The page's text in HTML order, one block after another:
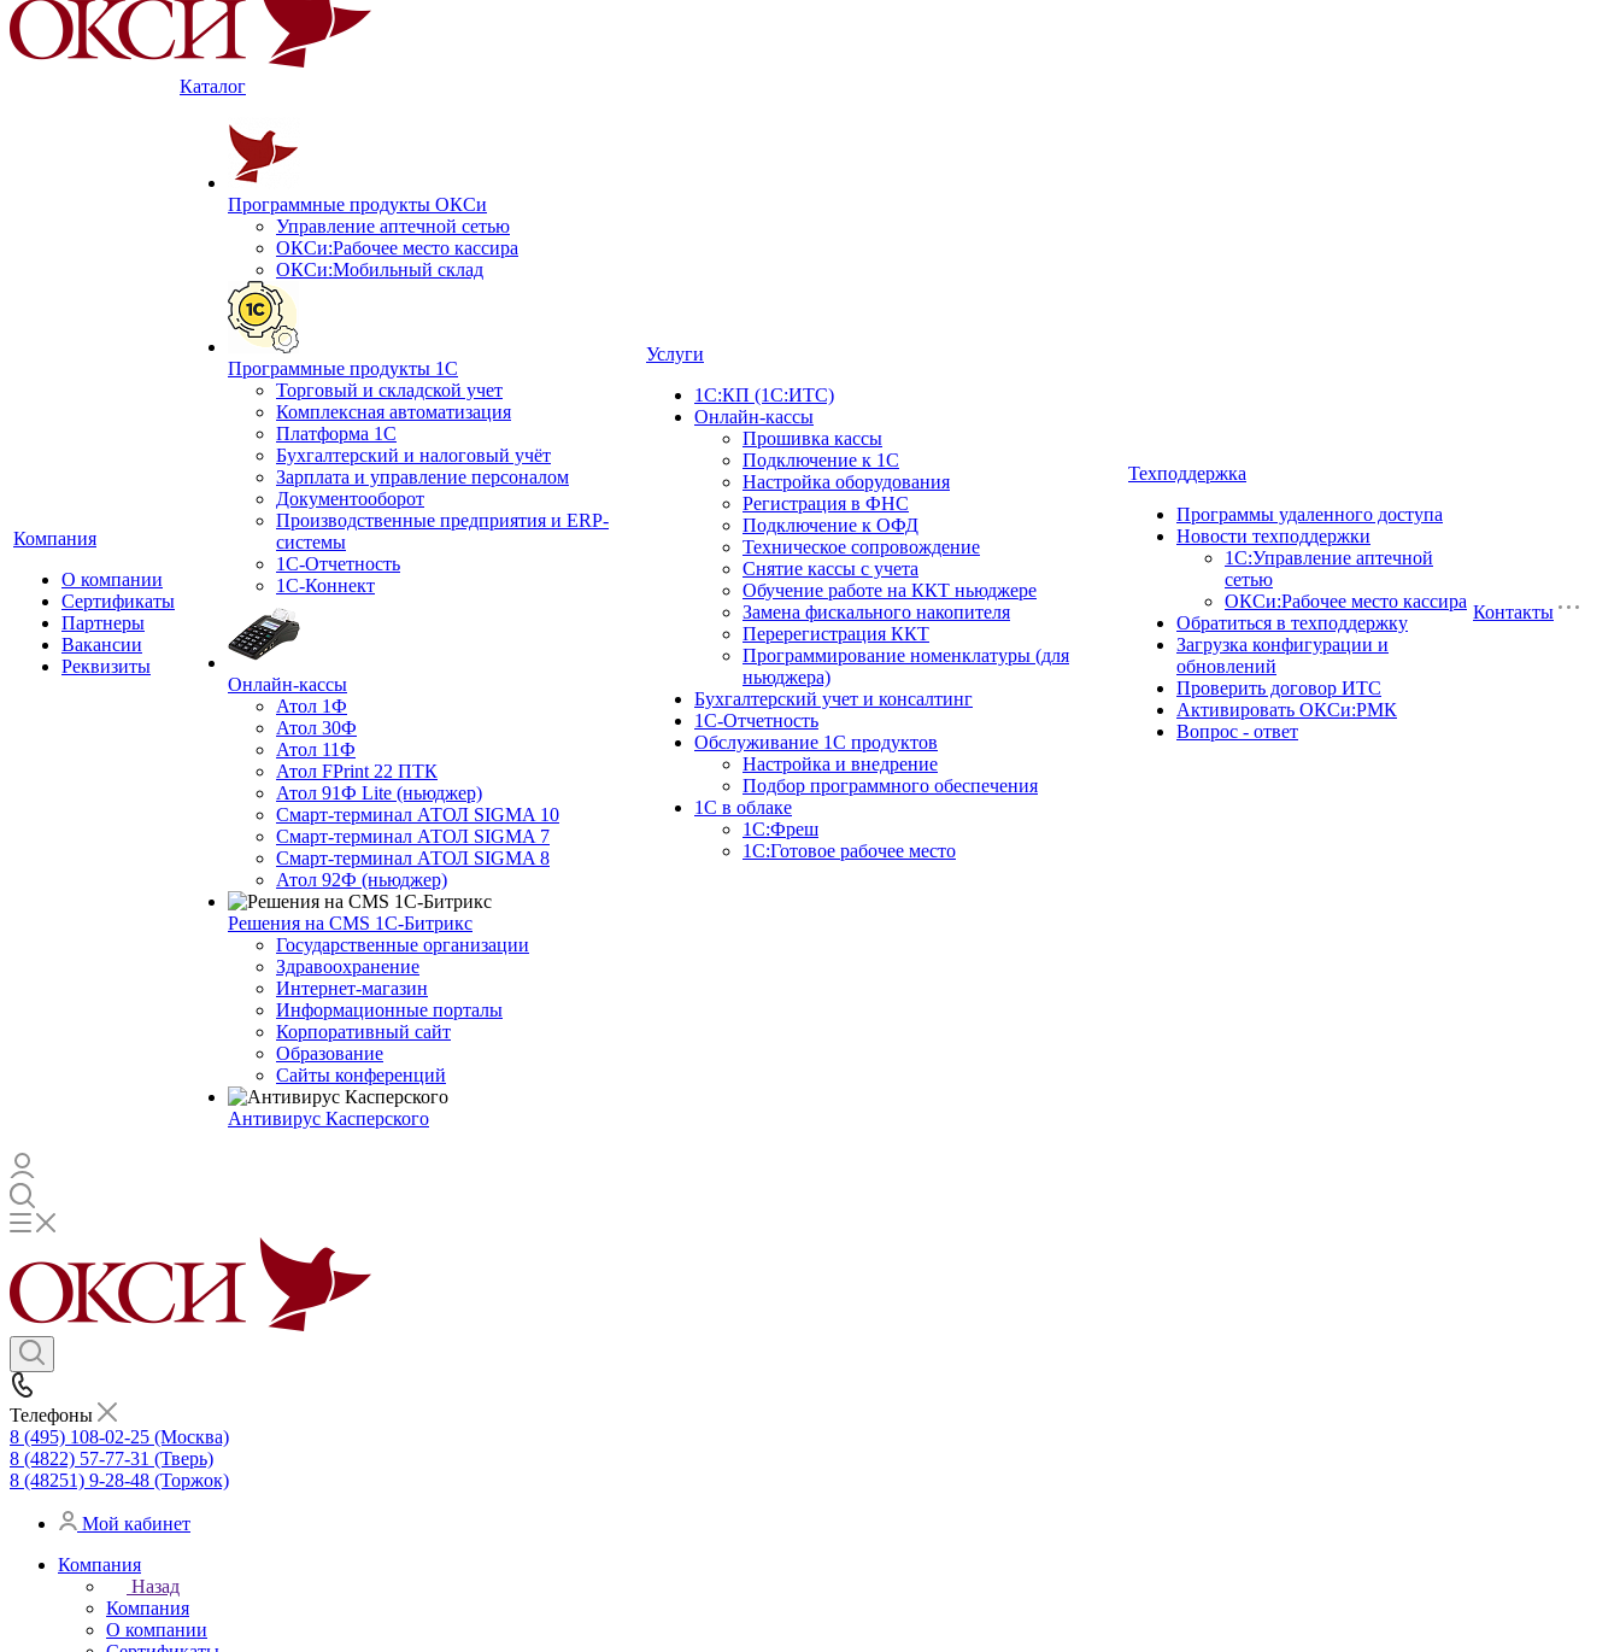
Компания
О компании
Сертификаты
Партнеры
Вакансии
Реквизиты
Каталог
Программные продукты ОКСи
Управление аптечной сетью
ОКСи:Рабочее место кассира
ОКСи:Мобильный склад
Программные продукты 1С
Торговый и складской учет
Комплексная автоматизация
Платформа 1С
Бухгалтерский и налоговый учёт
Зарплата и управление персоналом
Документооборот
Производственные предприятия и ERP-
системы
1С-Отчетность
1С-Коннект
Онлайн-кассы
Атол 1Ф
Атол 30Ф
Атол 11Ф
Атол FPrint 22 ПТК
Атол 91Ф Lite (ньюджер)
Смарт-терминал АТОЛ SIGMA 10
Смарт-терминал АТОЛ SIGMA 7
Смарт-терминал АТОЛ SIGMA 8
Атол 92Ф (ньюджер)
Решения на CMS 1С-Битрикс
Государственные организации
Здравоохранение
Интернет-магазин
Информационные порталы
Корпоративный сайт
Образование
Сайты конференций
Антивирус Касперского
Услуги
1С:КП (1С:ИТС)
Онлайн-кассы
Прошивка кассы
Подключение к 1С
Настройка оборудования
Регистрация в ФНС
Подключение к ОФД
Техническое сопровождение
Снятие кассы с учета
Обучение работе на ККТ ньюджере
Замена фискального накопителя
Перерегистрация ККТ
Программирование номенклатуры (для
ньюджера)
Бухгалтерский учет и консалтинг
1С-Отчетность
Обслуживание 1С продуктов
Настройка и внедрение
Подбор программного обеспечения
1С в облаке
1C:Фреш
1C:Готовое рабочее место
Техподдержка
Программы удаленного доступа
Новости техподдержки
1С:Управление аптечной
сетью
ОКСи:Рабочее место кассира
Обратиться в техподдержку
Загрузка конфигурации и
обновлений
Проверить договор ИТС
Активировать ОКСи:РМК
Вопрос - ответ
Контакты
Телефоны
8 (495) 108-02-25 (Москва)
8 (4822) 57-77-31 (Тверь)
8 (48251) 9-28-48 (Торжок)
Мой кабинет
Компания
Назад
Компания
О компании